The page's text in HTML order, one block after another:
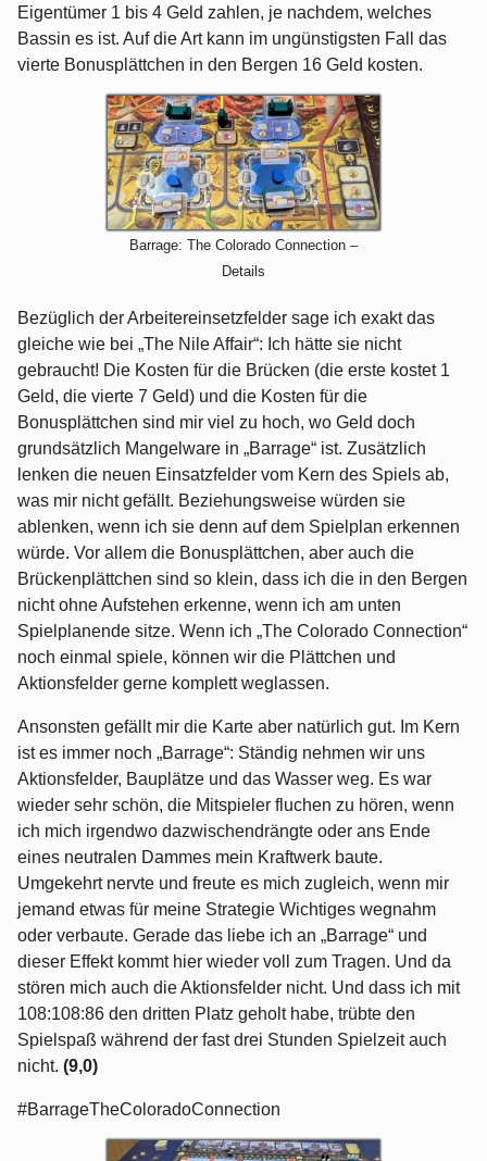
Eigentümer 1 bis 4 Geld zahlen, je nachdem, welches
Bassin es ist. Auf die Art kann im ungünstigsten Fall das
vierte Bonusplättchen in den Bergen 16 Geld kosten.
Barrage: The Colorado Connection –
Details
Bezüglich der Arbeitereinsetzfelder sage ich exakt das
gleiche wie bei „The Nile Affair“: Ich hätte sie nicht
gebraucht! Die Kosten für die Brücken (die erste kostet 1
Geld, die vierte 7 Geld) und die Kosten für die
Bonusplättchen sind mir viel zu hoch, wo Geld doch
grundsätzlich Mangelware in „Barrage“ ist. Zusätzlich
lenken die neuen Einsatzfelder vom Kern des Spiels ab,
was mir nicht gefällt. Beziehungsweise würden sie
ablenken, wenn ich sie denn auf dem Spielplan erkennen
würde. Vor allem die Bonusplättchen, aber auch die
Brückenplättchen sind so klein, dass ich die in den Bergen
nicht ohne Aufstehen erkenne, wenn ich am unten
Spielplanende sitze. Wenn ich „The Colorado Connection“
noch einmal spiele, können wir die Plättchen und
Aktionsfelder gerne komplett weglassen.
Ansonsten gefällt mir die Karte aber natürlich gut. Im Kern
ist es immer noch „Barrage“: Ständig nehmen wir uns
Aktionsfelder, Bauplätze und das Wasser weg. Es war
wieder sehr schön, die Mitspieler fluchen zu hören, wenn
ich mich irgendwo dazwischendrängte oder ans Ende
eines neutralen Dammes mein Kraftwerk baute.
Umgekehrt nervte und freute es mich zugleich, wenn mir
jemand etwas für meine Strategie Wichtiges wegnahm
oder verbaute. Gerade das liebe ich an „Barrage“ und
dieser Effekt kommt hier wieder voll zum Tragen. Und da
stören mich auch die Aktionsfelder nicht. Und dass ich mit
108:108:86 den dritten Platz geholt habe, trübte den
Spielspaß während der fast drei Stunden Spielzeit auch
nicht. (9,0)
#BarrageTheColoradoConnection